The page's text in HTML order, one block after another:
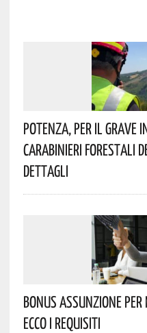
Potenza, Per Il Grave
Carabinieri Forestali
Dettagli
Bonus Assunzione Per
Ecco I Requisiti